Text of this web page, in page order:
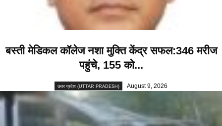
बस्ती मेडिकल कॉलेज नशा मुक्ति केंद्र सफल:346 मरीज
पहुंचे, 155 को...
उत्तर प्रदेश (UTTAR PRADESH) August 9, 2026